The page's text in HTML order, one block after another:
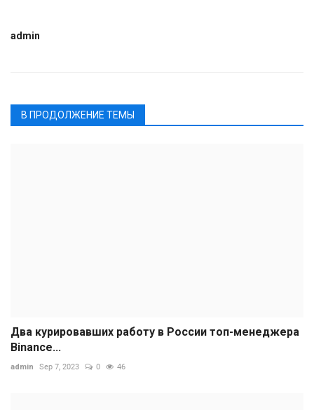
admin
В ПРОДОЛЖЕНИЕ ТЕМЫ
Два курировавших работу в России топ-менеджера
Binance...
admin Sep 7, 2023 0 46